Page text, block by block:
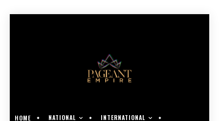
HOME NATIONAL INTERNATIONAL